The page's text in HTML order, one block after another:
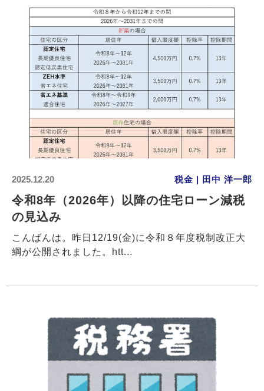
2025.12.20 税金 | 田中 洋一郎
令和8年（2026年）以降の住宅ローン減税
の見込み
こんばんは。昨日12/19(金)に令和８年度税制改正大
綱が公開されました。htt...